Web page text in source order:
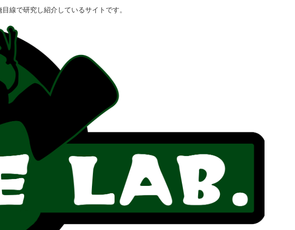
線で研究し紹介しているサイトです。